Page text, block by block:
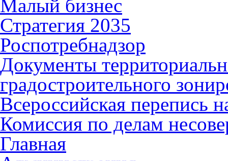
Малый бизнес
Стратегия 2035
Роспотребнадзор
Документы
градостроительного
Всероссийская перепись
Комиссия по делам
Главная